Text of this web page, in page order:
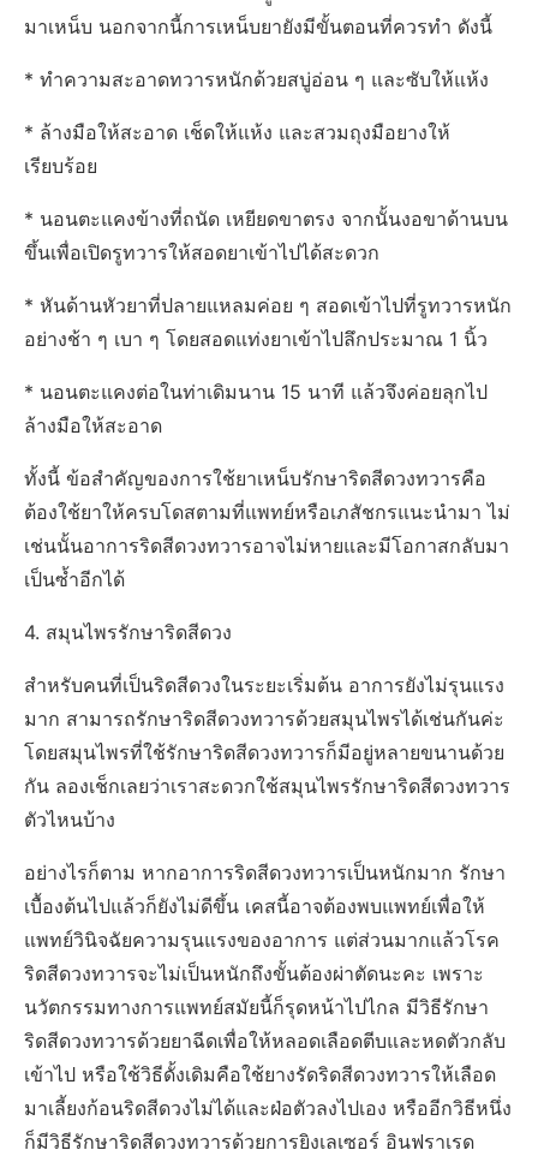
มาเหน็บ นอกจากนี้การเหน็บยายังมีขั้นตอนที่ควรทำ ดังนี้
* ทำความสะอาดทวารหนักด้วยสบู่อ่อน ๆ และซับให้แห้ง
* ล้างมือให้สะอาด เช็ดให้แห้ง และสวมถุงมือยางให้
เรียบร้อย
* นอนตะแคงข้างที่ถนัด เหยียดขาตรง จากนั้นงอขาด้านบน
ขึ้นเพื่อเปิดรูทวารให้สอดยาเข้าไปได้สะดวก
* หันด้านหัวยาที่ปลายแหลมค่อย ๆ สอดเข้าไปที่รูทวารหนัก
อย่างช้า ๆ เบา ๆ โดยสอดแท่งยาเข้าไปลึกประมาณ 1 นิ้ว
* นอนตะแคงต่อในท่าเดิมนาน 15 นาที แล้วจึงค่อยลุกไป
ล้างมือให้สะอาด
ทั้งนี้ ข้อสำคัญของการใช้ยาเหน็บรักษาริดสีดวงทวารคือ
ต้องใช้ยาให้ครบโดสตามที่แพทย์หรือเภสัชกรแนะนำมา ไม่
เช่นนั้นอาการริดสีดวงทวารอาจไม่หายและมีโอกาสกลับมา
เป็นซ้ำอีกได้
4. สมุนไพรรักษาริดสีดวง
สำหรับคนที่เป็นริดสีดวงในระยะเริ่มต้น อาการยังไม่รุนแรง
มาก สามารถรักษาริดสีดวงทวารด้วยสมุนไพรได้เช่นกันค่ะ
โดยสมุนไพรที่ใช้รักษาริดสีดวงทวารก็มีอยู่หลายขนานด้วย
กัน ลองเช็กเลยว่าเราสะดวกใช้สมุนไพรรักษาริดสีดวงทวาร
ตัวไหนบ้าง
อย่างไรก็ตาม หากอาการริดสีดวงทวารเป็นหนักมาก รักษา
เบื้องต้นไปแล้วก็ยังไม่ดีขึ้น เคสนี้อาจต้องพบแพทย์เพื่อให้
แพทย์วินิจฉัยความรุนแรงของอาการ แต่ส่วนมากแล้วโรค
ริดสีดวงทวารจะไม่เป็นหนักถึงขั้นต้องผ่าตัดนะคะ เพราะ
นวัตกรรมทางการแพทย์สมัยนี้ก็รุดหน้าไปไกล มีวิธีรักษา
ริดสีดวงทวารด้วยยาฉีดเพื่อให้หลอดเลือดตีบและหดตัวกลับ
เข้าไป หรือใช้วิธีดั้งเดิมคือใช้ยางรัดริดสีดวงทวารให้เลือด
มาเลี้ยงก้อนริดสีดวงไม่ได้และฝ่อตัวลงไปเอง หรืออีกวิธีหนึ่ง
ก็มีวิธีรักษาริดสีดวงทวารด้วยการยิงเลเซอร์ อินฟราเรด